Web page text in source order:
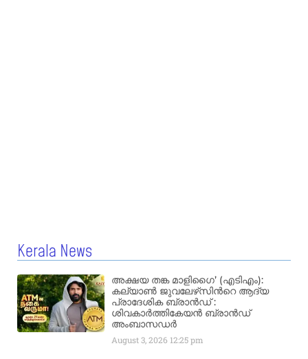
Kerala News
അക്ഷയ തങ്ക മാളിഗൈ’ (എടിഎം):
കല്യാണ്‍ ജുവലേഴ്‌സിന്‍റെ ആദ്യ
പ്രാദേശിക ബ്രാന്‍ഡ് :
ശിവകാര്‍ത്തികേയന്‍ ബ്രാന്‍ഡ്
അംബാസഡര്‍
August 3, 2026 12:25 pm